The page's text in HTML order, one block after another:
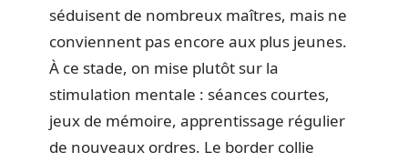
séduisent de nombreux maîtres, mais ne
conviennent pas encore aux plus jeunes.
À ce stade, on mise plutôt sur la
stimulation mentale : séances courtes,
jeux de mémoire, apprentissage régulier
de nouveaux ordres. Le border collie